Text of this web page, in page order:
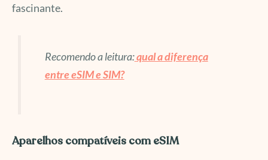
fascinante.
Recomendo a leitura:qual a diferença
entre eSIM e SIM?
Aparelhos compatíveis com eSIM